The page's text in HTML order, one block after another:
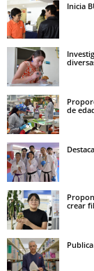
Inicia
de
crear